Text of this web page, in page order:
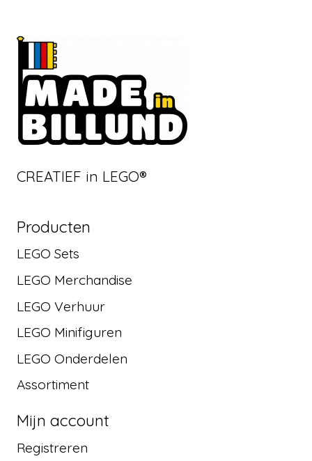
CREATIEF in LEGO®
Producten
LEGO Sets
LEGO Merchandise
LEGO Verhuur
LEGO Minifiguren
LEGO Onderdelen
Assortiment
Mijn account
Registreren